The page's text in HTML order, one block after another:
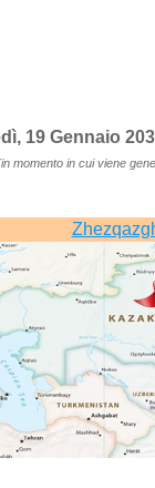
19 Gennaio
momento in cui viene